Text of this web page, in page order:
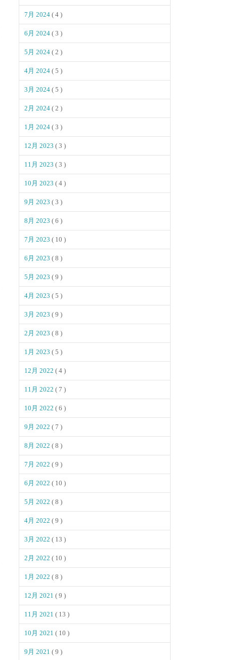
7月 2024 ( 4 )
6月 2024 ( 3 )
5月 2024 ( 2 )
4月 2024 ( 5 )
3月 2024 ( 5 )
2月 2024 ( 2 )
1月 2024 ( 3 )
12月 2023 ( 3 )
11月 2023 ( 3 )
10月 2023 ( 4 )
9月 2023 ( 3 )
8月 2023 ( 6 )
7月 2023 ( 10 )
6月 2023 ( 8 )
5月 2023 ( 9 )
4月 2023 ( 5 )
3月 2023 ( 9 )
2月 2023 ( 8 )
1月 2023 ( 5 )
12月 2022 ( 4 )
11月 2022 ( 7 )
10月 2022 ( 6 )
9月 2022 ( 7 )
8月 2022 ( 8 )
7月 2022 ( 9 )
6月 2022 ( 10 )
5月 2022 ( 8 )
4月 2022 ( 9 )
3月 2022 ( 13 )
2月 2022 ( 10 )
1月 2022 ( 8 )
12月 2021 ( 9 )
11月 2021 ( 13 )
10月 2021 ( 10 )
9月 2021 ( 9 )